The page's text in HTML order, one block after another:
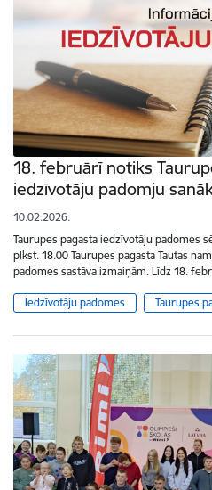
18. februārī notiks
iedzīvotāju padomju
10.02.2026.
Taurupes pagasta iedzīvotāju padomes
plkst. 18.00 Taurupes pagasta Tautas
padomes sastāva izmaiņām. Līdz 18.
Iedzīvotāju padomes Taurupes